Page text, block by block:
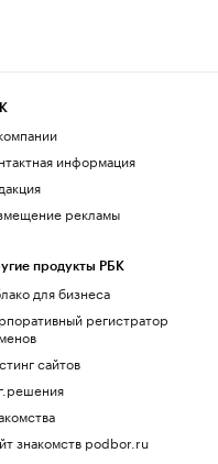
информация
рекламы
продукты РБК
для бизнеса
регистратор
сайтов
знакомств podbor.ru